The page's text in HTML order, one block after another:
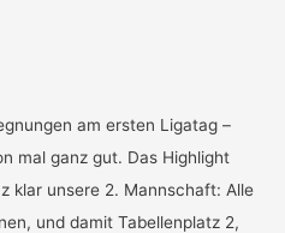
am ersten Ligatag –
mal ganz gut. Das Highlight
klar unsere 2. Mannschaft: Alle
und damit Tabellenplatz 2,